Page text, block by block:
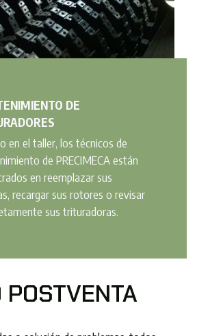
DE
en el taller, los técnicos de
de PRECIMECA están
en reemplazar sus
recargar sus rotores o revisar
sus trituradoras.
POSTVENTA